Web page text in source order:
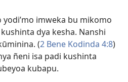
imweka bu mikomo
dya kesha. Nanshi
(2 Bene Kodinda 4:8)
ñeni isa padi kushinta
kubapu.